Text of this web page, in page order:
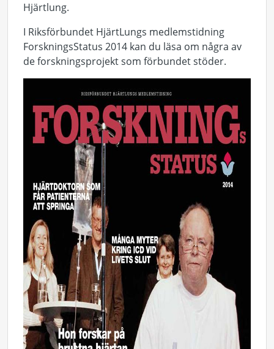
Hjärtlung.
I Riksförbundet HjärtLungs medlemstidning
ForskningsStatus 2014 kan du läsa om några av
de forskningsprojekt som förbundet stöder.